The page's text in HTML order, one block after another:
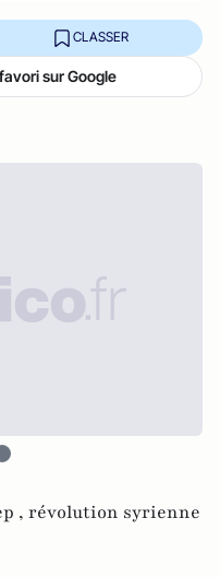
CLASSER
sur Google
, révolution syrienne